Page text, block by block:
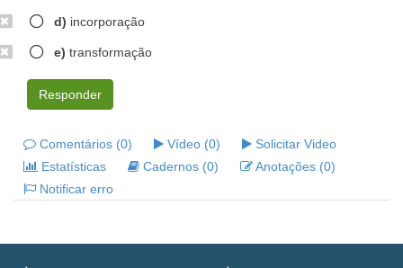
d) incorporação
e) transformação
Responder
Comentários (0) Vídeo (0)
Solicitar Video
Estatísticas
Cadernos (0)
Anotações (0)
Notificar erro